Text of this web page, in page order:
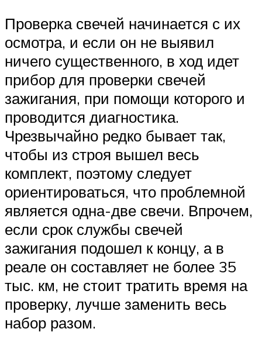
Проверка свечей начинается с их
осмотра, и если он не выявил
ничего существенного, в ход идет
прибор для проверки свечей
зажигания, при помощи которого и
проводится диагностика.
Чрезвычайно редко бывает так,
чтобы из строя вышел весь
комплект, поэтому следует
ориентироваться, что проблемной
является одна-две свечи. Впрочем,
если срок службы свечей
зажигания подошел к концу, а в
реале он составляет не более 35
тыс. км, не стоит тратить время на
проверку, лучше заменить весь
набор разом.